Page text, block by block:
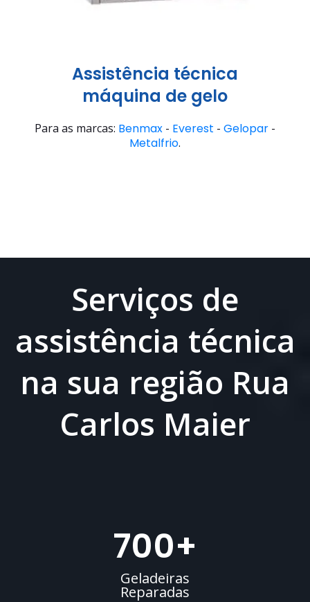
Assistência técnica
máquina de gelo
Para as marcas: Benmax - Everest - Gelopar -
Metalfrio.
Serviços de
assistência técnica
na sua região Rua
Carlos Maier
700+
Geladeiras
Reparadas